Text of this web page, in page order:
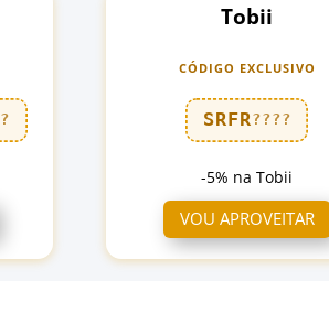
Tobii
CÓDIGO EXCLUSIVO
SRFR????
-5% na Tobii
VOU APROVEITAR